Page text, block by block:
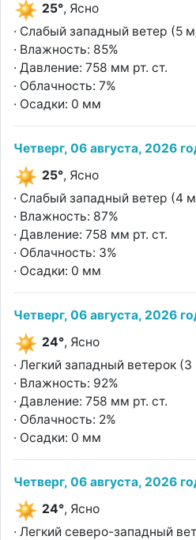
25°, Ясно
· Слабый западный ветер (5
· Влажность: 85%
· Давление: 758 мм рт. ст.
· Облачность: 7%
· Осадки: 0 мм
Четверг, 06 августа, 2026
25°, Ясно
· Слабый западный ветер (4
· Влажность: 87%
· Давление: 758 мм рт. ст.
· Облачность: 3%
· Осадки: 0 мм
Четверг, 06 августа, 2026
24°, Ясно
· Легкий западный ветерок
· Влажность: 92%
· Давление: 758 мм рт. ст.
· Облачность: 2%
· Осадки: 0 мм
Четверг, 06 августа, 2026
24°, Ясно
· Легкий северо-западный